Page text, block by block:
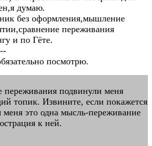
думаю.
без оформления,мышление
переживания
и по Гёте.
посмотрю.
переживания подвинули меня
топик. Извините, если покажется
это одна мысль-переживание
к ней.